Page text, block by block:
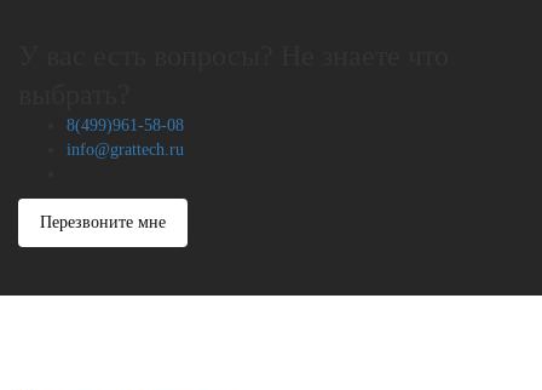
8(499)961-58-08
info@grattech.ru
Перезвоните мне